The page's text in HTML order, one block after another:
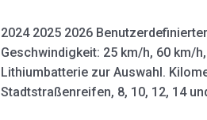
2024 2025 2026
Geschwindigkeit: 25 km/h, 60 km/
Lithiumbatterie zur Auswahl.
Stadtstraßenreifen, 8, 10, 12, 14